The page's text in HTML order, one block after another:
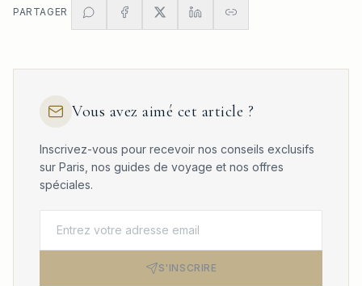
PARTAGER
Vous avez aimé cet article ?
Inscrivez-vous pour recevoir nos conseils exclusifs
sur Paris, nos guides de voyage et nos offres
spéciales.
S'INSCRIRE